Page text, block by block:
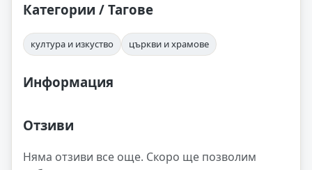
Категории / Тагове
култура и изкуство църкви и храмове
Информация
Отзиви
Няма отзиви все още. Скоро ще позволим